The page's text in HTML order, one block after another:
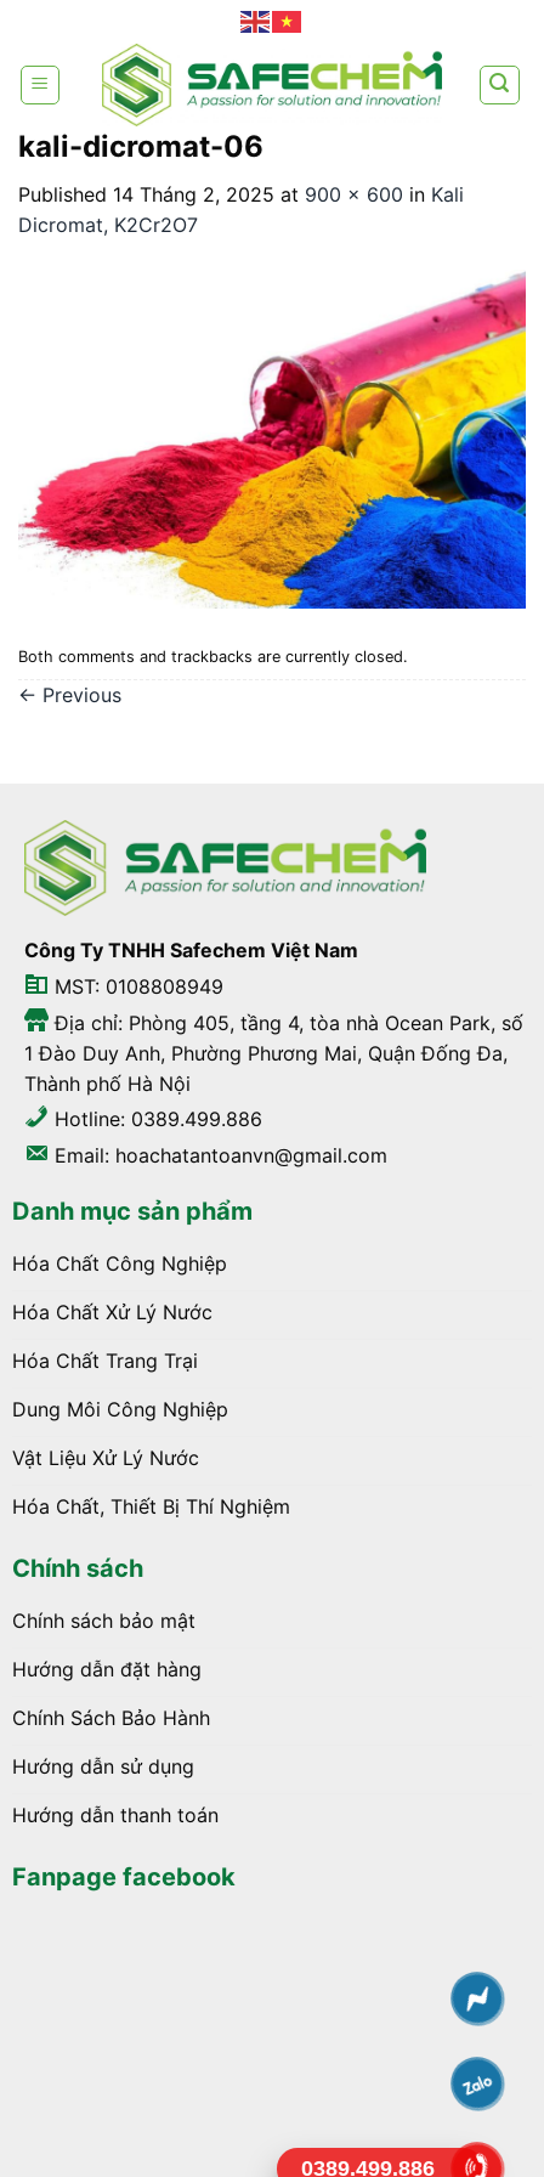
content
kali-dicromat-06
Published 14 Tháng 2, 2025 at 900 × 600 in Kali
Dicromat, K2Cr2O7
Both comments and trackbacks are currently closed.
← Previous
Công Ty TNHH Safechem Việt Nam
MST: 0108808949
Địa chỉ: Phòng 405, tầng 4, tòa nhà Ocean Park, số
1 Đào Duy Anh, Phường Phương Mai, Quận Đống Đa,
Thành phố Hà Nội
Hotline: 0389.499.886
Email: hoachatantoanvn@gmail.com
Danh mục sản phẩm
Hóa Chất Công Nghiệp
Hóa Chất Xử Lý Nước
Hóa Chất Trang Trại
Dung Môi Công Nghiệp
Vật Liệu Xử Lý Nước
Hóa Chất, Thiết Bị Thí Nghiệm
Chính sách
Chính sách bảo mật
Hướng dẫn đặt hàng
Chính Sách Bảo Hành
Hướng dẫn sử dụng
Hướng dẫn thanh toán
Fanpage facebook
0389.499.886